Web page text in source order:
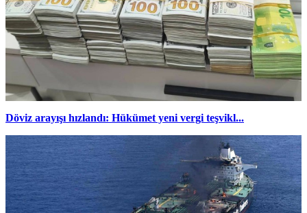
Döviz arayışı hızlandı: Hükümet yeni vergi teşvikl...